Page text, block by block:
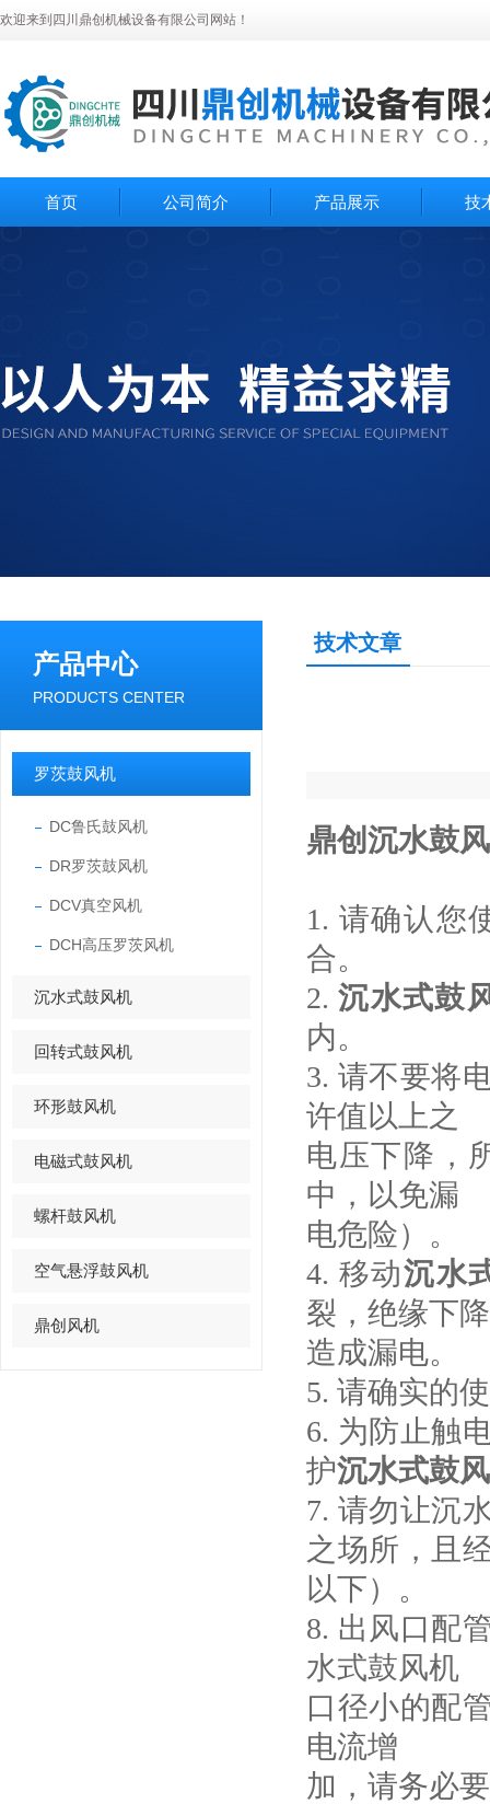
欢迎来到四川鼎创机械设备有限公司网站！
首页 公司简介 产品展示 技
产品中心
PRODUCTS CENTER
罗茨鼓风机
DC鲁氏鼓风机
DR罗茨鼓风机
DCV真空风机
DCH高压罗茨风机
沉水式鼓风机
回转式鼓风机
环形鼓风机
电磁式鼓风机
螺杆鼓风机
空气悬浮鼓风机
鼎创风机
技术文章
鼎创沉水鼓
1. 请确认您
合。
2.沉水式鼓
内。
3. 请不要将
许值以上之
电压下降，
中，以免漏
电危险）。
4. 移动沉水
裂，绝缘下降
造成漏电。
5. 请确实的
6. 为防止触
护沉水式鼓
7. 请勿让沉
之场所，且
以下）。
8. 出风口配
水式鼓风机
口径小的配
电流增
加，请务必